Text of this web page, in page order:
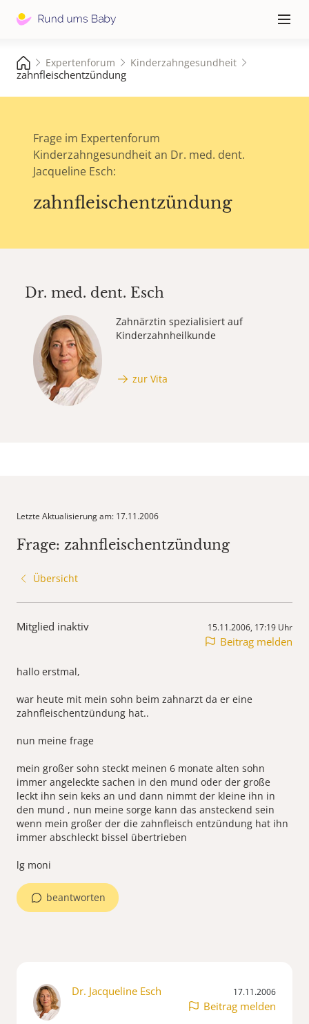
≡
Expertenforum Kinderzahngesundheit
zahnfleischentzündung
Frage im Expertenforum
Kinderzahngesundheit an Dr. med. dent.
Jacqueline Esch:
zahnfleischentzündung
Dr. med. dent. Esch
Zahnärztin spezialisiert auf
Kinderzahnheilkunde
zur Vita
Letzte Aktualisierung am: 17.11.2006
Frage: zahnfleischentzündung
Übersicht
Mitglied inaktiv 15.11.2006, 17:19 Uhr
Beitrag melden
hallo erstmal,
war heute mit mein sohn beim zahnarzt da er eine
zahnfleischentzündung hat..
nun meine frage
mein großer sohn steckt meinen 6 monate alten sohn
immer angeleckte sachen in den mund oder der große
leckt ihn sein keks an und dann nimmt der kleine ihn in
den mund , nun meine sorge kann das ansteckend sein
wenn mein großer der die zahnfleisch entzündung hat ihn
immer abschleckt bissel übertrieben
lg moni
beantworten
Dr. Jacqueline Esch 17.11.2006
Beitrag melden